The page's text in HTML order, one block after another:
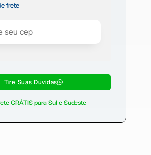
frete
Tire Suas Dúvidas
GRÁTIS para Sul e Sudeste